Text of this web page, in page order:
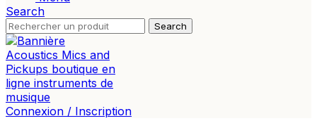
Search
Search
Connexion / Inscription